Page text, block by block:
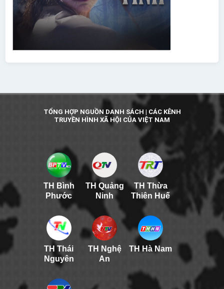
TỔNG HỢP NGUỒN DANH SÁCH | CÁC KÊNH
TRUYỀN HÌNH XÃ HỘI CỦA VIỆT NAM
TH Bình
Phước
TH Quảng
Ninh
TH Thừa
Thiên Huế
TH Thái
Nguyên
TH Nghệ
An
TH Hà Nam